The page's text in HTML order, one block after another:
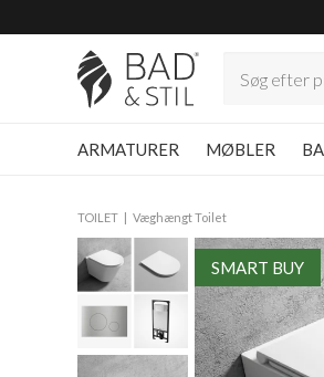
ARMATURER MØBLER
TOILET Væghængt Toilet
SMART BUY